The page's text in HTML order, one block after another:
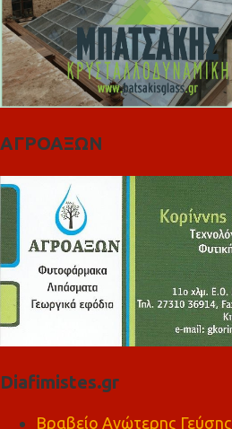
ΑΓΡΟΑΞΩΝ
Diafimistes.gr
Βραβείο Ανώτερης